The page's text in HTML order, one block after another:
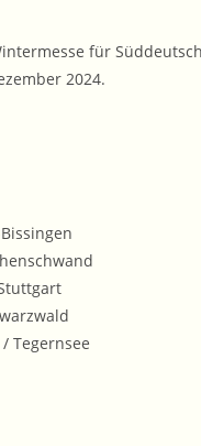
für
2024.
Tegernsee